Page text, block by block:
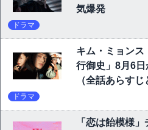
気爆発
ドラマ
キム・ミョンス
行御史」8月6
（全話あらすじ
ドラマ
「恋は飴模様